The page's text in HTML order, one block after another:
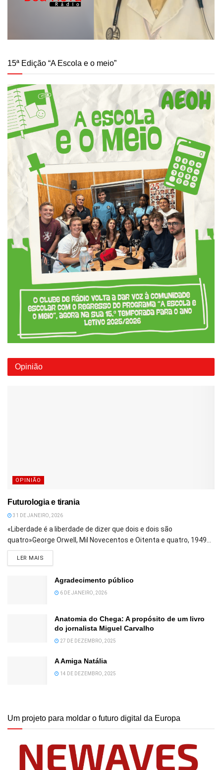
15ª Edição “A Escola e o meio”
Opinião
OPINIÃO
Futurologia e tirania
31 DE JANEIRO, 2026
«Liberdade é a liberdade de dizer que dois e dois são
quatro»George Orwell, Mil Novecentos e Oitenta e quatro, 1949...
LER MAIS
Agradecimento público
6 DE JANEIRO, 2026
Anatomia do Chega: A propósito de um livro
do jornalista Miguel Carvalho
27 DE DEZEMBRO, 2025
A Amiga Natália
14 DE DEZEMBRO, 2025
Um projeto para moldar o futuro digital da Europa